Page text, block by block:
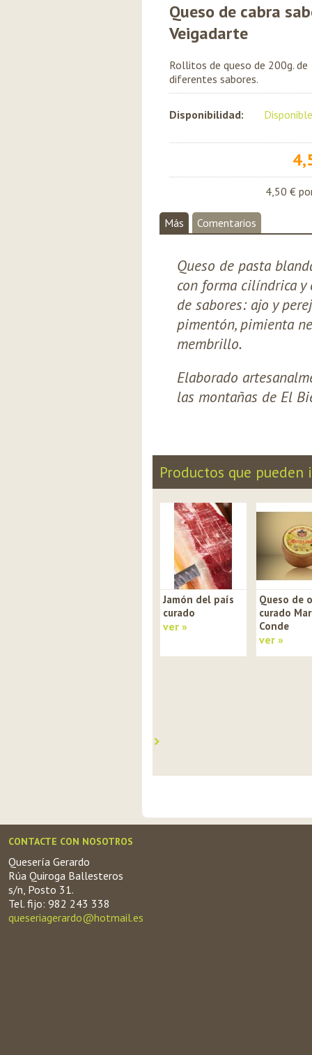
Queso de cabra
Veigadarte
Rollitos de queso de 200g. de
diferentes sabores.
Disponibilidad: Disponible
4,50 €
Más Comentarios
Queso de pasta
con forma cilíndrica
de sabores: ajo y
pimentón, pimienta
membrillo.
Elaborado
las montañas de El
Productos que
Jamón del país
curado
ver »
Queso de
curado
Conde
ver »
CONTACTE CON NOSOTROS
Quesería Gerardo
Rúa Quiroga Ballesteros
s/n, Posto 31.
Tel. fijo: 982 243 338
queseriagerardo@hotmail.es